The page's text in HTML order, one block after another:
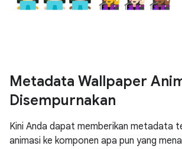
Metadata Wallpaper
Disempurnakan
Kini Anda dapat memberikan metadata
animasi ke komponen apa pun yang